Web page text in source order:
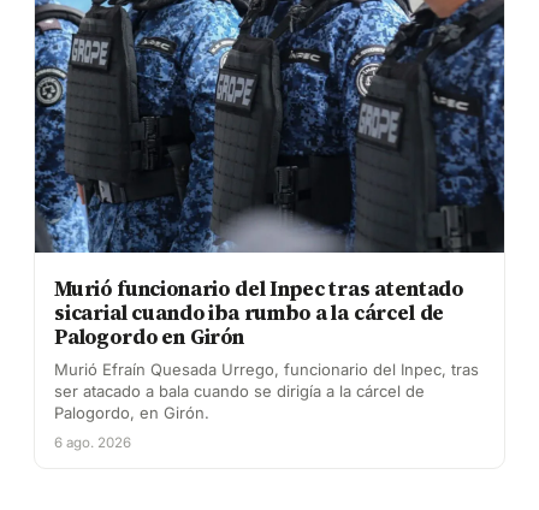
Murió funcionario del Inpec tras atentado
sicarial cuando iba rumbo a la cárcel de
Palogordo en Girón
Murió Efraín Quesada Urrego, funcionario del Inpec, tras
ser atacado a bala cuando se dirigía a la cárcel de
Palogordo, en Girón.
6 ago. 2026